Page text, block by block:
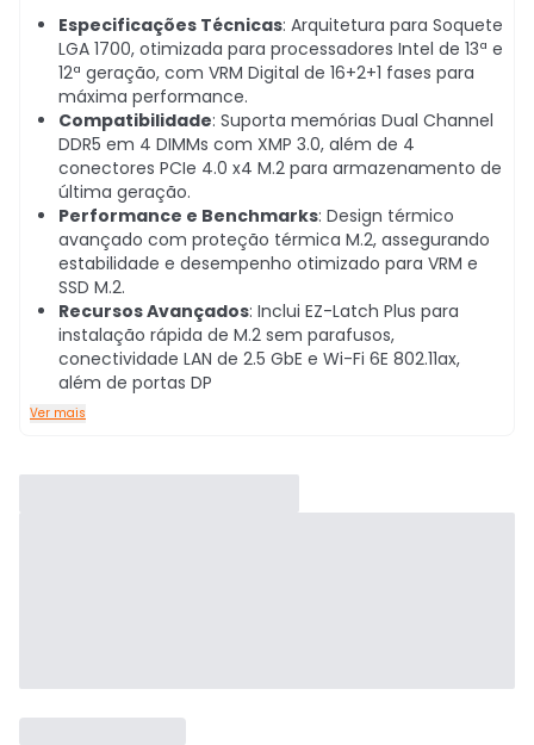
Especificações Técnicas: Arquitetura para Soquete
LGA 1700, otimizada para processadores Intel de 13ª e
12ª geração, com VRM Digital de 16+2+1 fases para
máxima performance.
Compatibilidade: Suporta memórias Dual Channel
DDR5 em 4 DIMMs com XMP 3.0, além de 4
conectores PCIe 4.0 x4 M.2 para armazenamento de
última geração.
Performance e Benchmarks: Design térmico
avançado com proteção térmica M.2, assegurando
estabilidade e desempenho otimizado para VRM e
SSD M.2.
Recursos Avançados: Inclui EZ-Latch Plus para
instalação rápida de M.2 sem parafusos,
conectividade LAN de 2.5 GbE e Wi-Fi 6E 802.11ax,
além de portas DP
Ver mais